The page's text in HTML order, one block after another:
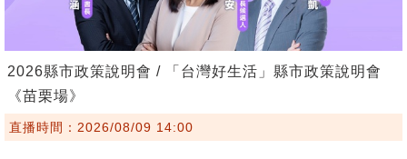
2026縣市政策說明會 / 「台灣好生活」縣市政策說明會
《苗栗場》
直播時間：2026/08/09 14:00